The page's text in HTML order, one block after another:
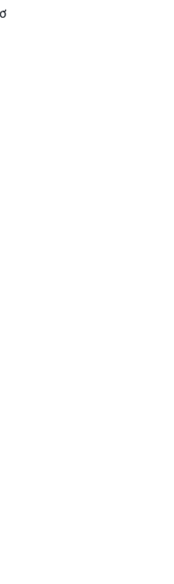
nhất.
bay từ
liên tục:
bạn so sánh giá
khác nhau, đảm bảo
bạn từ lúc đặt vé, xử
các vấn đề phát
bạn có thể an tâm
nhanh chóng và bảo
đưa đón và bảo